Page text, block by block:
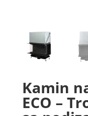
Kamin
ECO –